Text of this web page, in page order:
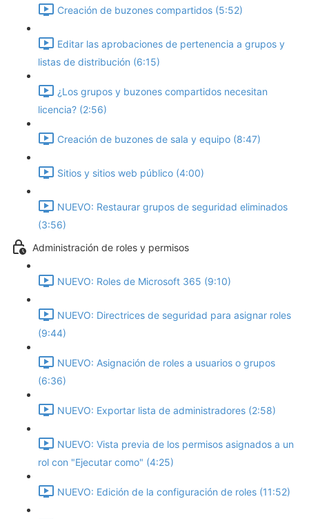
Creación de buzones compartidos (5:52)
Editar las aprobaciones de pertenencia a grupos y
listas de distribución (6:15)
¿Los grupos y buzones compartidos necesitan
licencia? (2:56)
Creación de buzones de sala y equipo (8:47)
Sitios y sitios web público (4:00)
NUEVO: Restaurar grupos de seguridad eliminados
(3:56)
Administración de roles y permisos
NUEVO: Roles de Microsoft 365 (9:10)
NUEVO: Directrices de seguridad para asignar roles
(9:44)
NUEVO: Asignación de roles a usuarios o grupos
(6:36)
NUEVO: Exportar lista de administradores (2:58)
NUEVO: Vista previa de los permisos asignados a un
rol con "Ejecutar como" (4:25)
NUEVO: Edición de la configuración de roles (11:52)